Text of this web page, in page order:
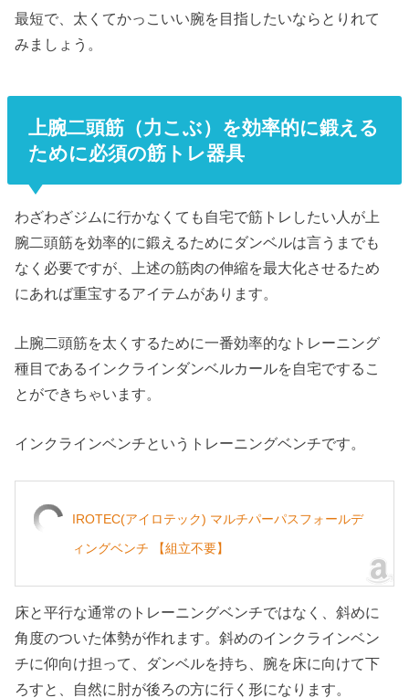
最短で、太くてかっこいい腕を目指したいならとりれて
みましょう。
上腕二頭筋（力こぶ）を効率的に鍛える
ために必須の筋トレ器具
わざわざジムに行かなくても自宅で筋トレしたい人が上
腕二頭筋を効率的に鍛えるためにダンベルは言うまでも
なく必要ですが、上述の筋肉の伸縮を最大化させるため
にあれば重宝するアイテムがあります。
上腕二頭筋を太くするために一番効率的なトレーニング
種目であるインクラインダンベルカールを自宅でするこ
とができちゃいます。
インクラインベンチというトレーニングベンチです。
IROTEC(アイロテック) マルチパーパスフォールデ
ィングベンチ 【組立不要】
床と平行な通常のトレーニングベンチではなく、斜めに
角度のついた体勢が作れます。斜めのインクラインベン
チに仰向け担って、ダンベルを持ち、腕を床に向けて下
ろすと、自然に肘が後ろの方に行く形になります。